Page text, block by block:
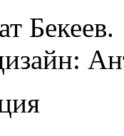
Бекеев.